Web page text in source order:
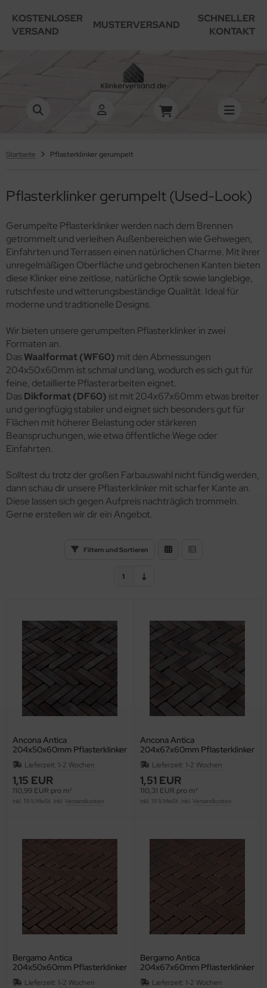
KOSTENLOSER
VERSAND
MUSTERVERSAND
SCHNELLER
KONTAKT
Startseite Pflasterklinker gerumpelt
Pflasterklinker gerumpelt (Used-Look)
Gerumpelte Pflasterklinker werden nach dem Brennen
getrommelt und verleihen Außenbereichen wie Gehwegen,
Einfahrten und Terrassen einen natürlichen Charme. Mit ihrer
unregelmäßigen Oberfläche und gebrochenen Kanten bieten
diese Klinker eine zeitlose, natürliche Optik sowie langlebige,
rutschfeste und witterungsbeständige Qualität. Ideal für
moderne und traditionelle Designs.
Wir bieten unsere gerumpelten Pflasterklinker in zwei
Formaten an.
DasWaalformat (WF60) mit den Abmessungen
204x50x60mm ist schmal und lang, wodurch es sich gut für
feine, detaillierte Pflasterarbeiten eignet.
DasDikformat (DF60) ist mit 204x67x60mm etwas breiter
und geringfügig stabiler und eignet sich besonders gut für
Flächen mit höherer Belastung oder stärkeren
Beanspruchungen, wie etwa öffentliche Wege oder
Einfahrten.
Solltest du trotz der großen Farbauswahl nicht fündig werden,
dann schau dir unsere Pflasterklinker mit scharfer Kante an.
Diese lassen sich gegen Aufpreis nachträglich trommeln.
Gerne erstellen wir dir ein Angebot.
Filtern und Sortieren
1
Ancona Antica
204x50x60mm Pflasterklinker
Waalformat WF60
Lieferzeit: 1-2 Wochen
1,15 EUR
110,99 EUR pro m²
inkl. 19 % MwSt. inkl. Versandkosten
Ancona Antica
204x67x60mm Pflasterklinker
Dikformat DF60
Lieferzeit: 1-2 Wochen
1,51 EUR
110,31 EUR pro m²
inkl. 19 % MwSt. inkl. Versandkosten
Bergamo Antica
204x50x60mm Pflasterklinker
Waalformat WF60
Lieferzeit: 1-2 Wochen
Bergamo Antica
204x67x60mm Pflasterklinker
Dikformat DF60
Lieferzeit: 1-2 Wochen